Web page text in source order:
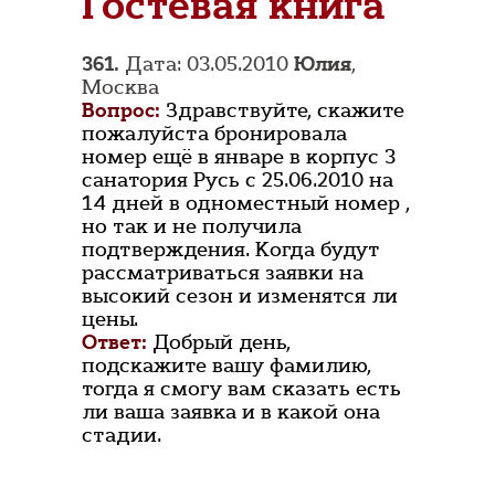
361. Дата: 03.05.2010 Юлия,
Москва
Вопрос: Здравствуйте, скажите
пожалуйста бронировала
номер ещё в январе в корпус 3
санатория Русь с 25.06.2010 на
14 дней в одноместный номер ,
но так и не получила
подтверждения. Когда будут
рассматриваться заявки на
высокий сезон и изменятся ли
цены.
Ответ: Добрый день,
подскажите вашу фамилию,
тогда я смогу вам сказать есть
ли ваша заявка и в какой она
стадии.